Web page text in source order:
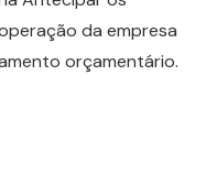
da empresa
orçamentário.